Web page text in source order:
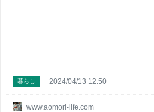
www.aomori-life.com
暮らし 2024/04/13 12:50